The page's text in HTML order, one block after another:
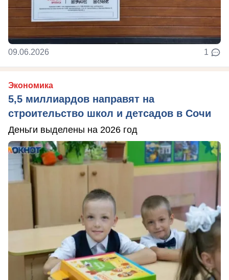
09.06.2026 1
Экономика
5,5 миллиардов направят на
строительство школ и детсадов в Сочи
Деньги выделены на 2026 год